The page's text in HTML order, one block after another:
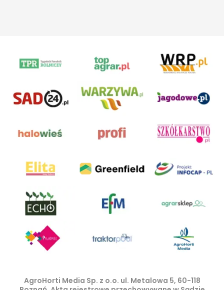
AgroHorti Media Sp. z o.o. ul. Metalowa 5, 60-118